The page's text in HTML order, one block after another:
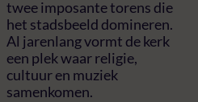
twee imposante torens die
het stadsbeeld domineren.
Al jarenlang vormt de kerk
een plek waar religie,
cultuur en muziek
samenkomen.